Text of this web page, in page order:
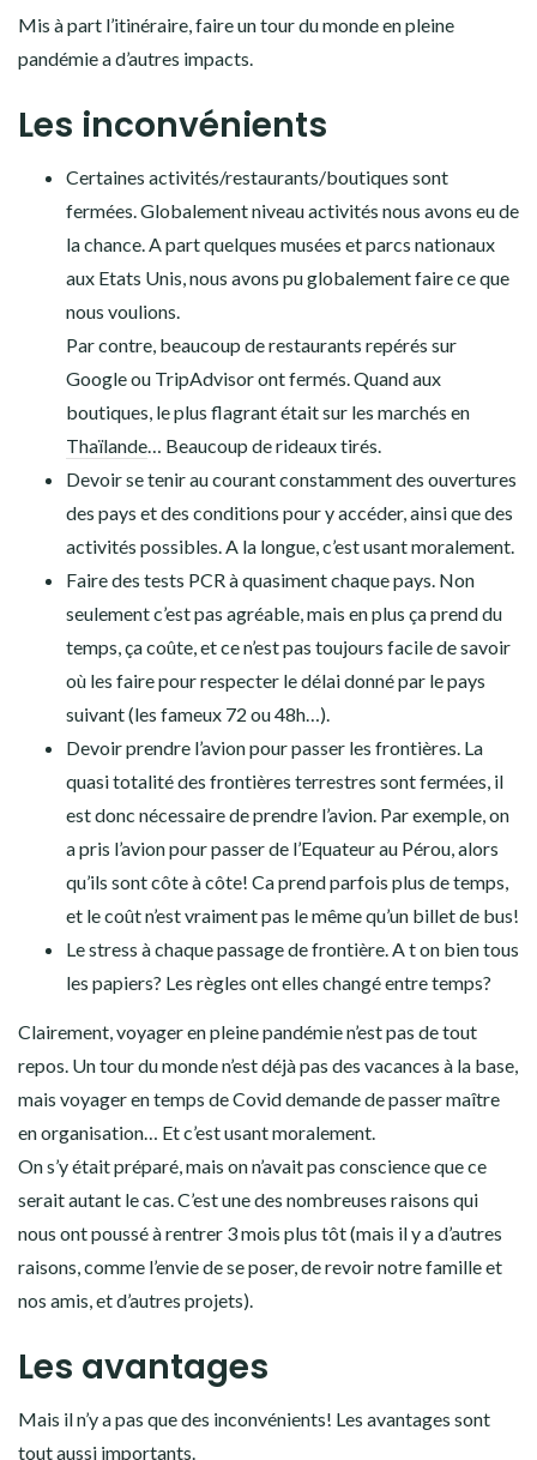
Mis à part l’itinéraire, faire un tour du monde en pleine
pandémie a d’autres impacts.
Les inconvénients
Certaines activités/restaurants/boutiques sont
fermées. Globalement niveau activités nous avons eu de
la chance. A part quelques musées et parcs nationaux
aux Etats Unis, nous avons pu globalement faire ce que
nous voulions.
Par contre, beaucoup de restaurants repérés sur
Google ou TripAdvisor ont fermés. Quand aux
boutiques, le plus flagrant était sur les marchés en
Thaïlande… Beaucoup de rideaux tirés.
Devoir se tenir au courant constamment des ouvertures
des pays et des conditions pour y accéder, ainsi que des
activités possibles. A la longue, c’est usant moralement.
Faire des tests PCR à quasiment chaque pays. Non
seulement c’est pas agréable, mais en plus ça prend du
temps, ça coûte, et ce n’est pas toujours facile de savoir
où les faire pour respecter le délai donné par le pays
suivant (les fameux 72 ou 48h…).
Devoir prendre l’avion pour passer les frontières. La
quasi totalité des frontières terrestres sont fermées, il
est donc nécessaire de prendre l’avion. Par exemple, on
a pris l’avion pour passer de l’Equateur au Pérou, alors
qu’ils sont côte à côte! Ca prend parfois plus de temps,
et le coût n’est vraiment pas le même qu’un billet de bus!
Le stress à chaque passage de frontière. A t on bien tous
les papiers? Les règles ont elles changé entre temps?
Clairement, voyager en pleine pandémie n’est pas de tout
repos. Un tour du monde n’est déjà pas des vacances à la base,
mais voyager en temps de Covid demande de passer maître
en organisation… Et c’est usant moralement.
On s’y était préparé, mais on n’avait pas conscience que ce
serait autant le cas. C’est une des nombreuses raisons qui
nous ont poussé à rentrer 3 mois plus tôt (mais il y a d’autres
raisons, comme l’envie de se poser, de revoir notre famille et
nos amis, et d’autres projets).
Les avantages
Mais il n’y a pas que des inconvénients! Les avantages sont
tout aussi importants.